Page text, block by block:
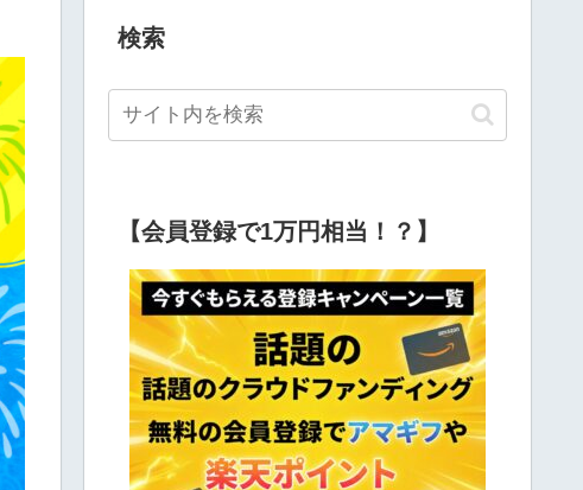
検索
【会員登録で1万円相当！？】